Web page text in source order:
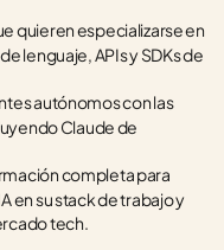
quieren especializarse en
lenguaje, APIs y SDKs de
autónomos con las
Claude de
completa para
en su stack de trabajo y
tech.